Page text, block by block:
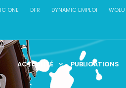
ONE DFR DYNAMIC EMPLOI WOLU
ACTUALITÉ PUBLICATIONS